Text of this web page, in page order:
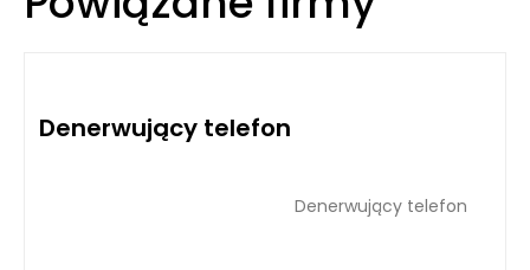
Denerwujący telefon
Denerwujący telefon